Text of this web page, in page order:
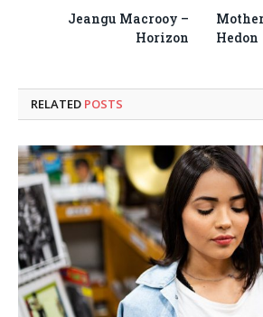
Jeangu Macrooy –
Horizon
Hedon
RELATED POSTS